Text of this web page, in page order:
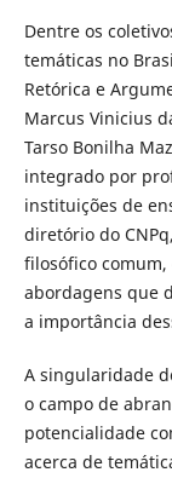
Dentre os
temáticas no
Retórica e
Marcus Vinicius
Tarso Bonilha
integrado por
instituições de
diretório do
filosófico
abordagens que
a importância
A singularidade
o campo de
potencialidade
acerca de